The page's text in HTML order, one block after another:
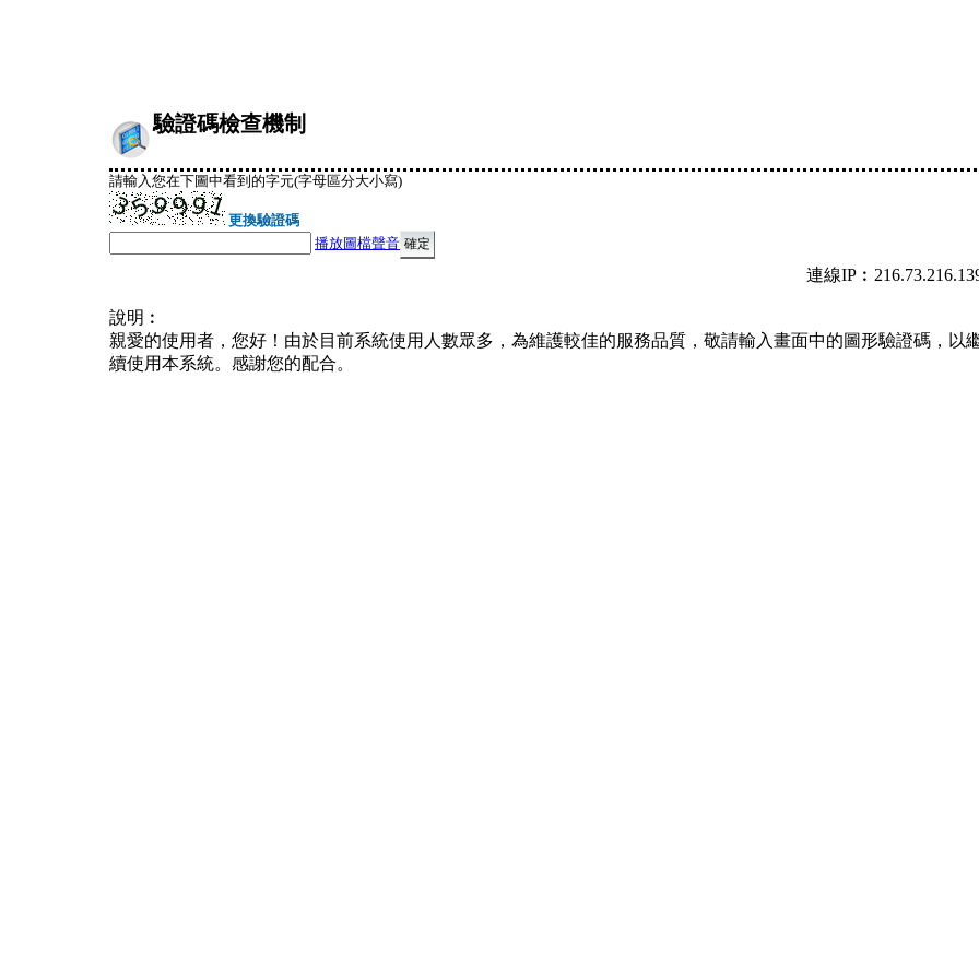
驗證碼檢查機制
請輸入您在下圖中看到的字元(字母區分大小寫)
更換驗證碼
播放圖檔聲音
連線
說明︰
親愛的使用者，您好！由於目前系統使用人數眾多，為維護較佳的服務品質，敬請輸入畫面中的圖形驗證碼，以
續使用本系統。感謝您的配合。